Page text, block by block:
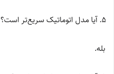
آیا مدل اتوماتیک سریع‌تر است؟
بله.